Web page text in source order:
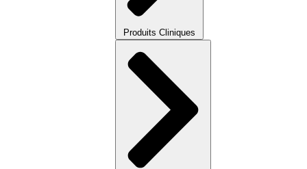
Produits Cliniques